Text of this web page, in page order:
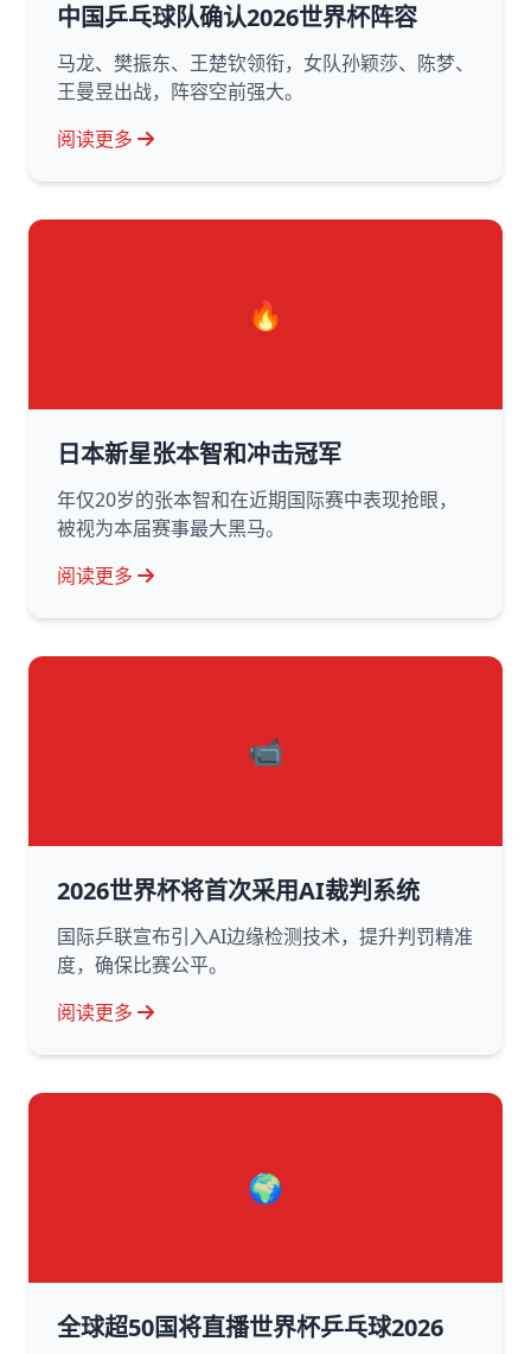
中国乒乓球队确认2026世界杯阵容
马龙、樊振东、王楚钦领衔，女队孙颖莎、陈梦、
王曼昱出战，阵容空前强大。
阅读更多
🔥
日本新星张本智和冲击冠军
年仅20岁的张本智和在近期国际赛中表现抢眼，
被视为本届赛事最大黑马。
阅读更多
📹
2026世界杯将首次采用AI裁判系统
国际乒联宣布引入AI边缘检测技术，提升判罚精准
度，确保比赛公平。
阅读更多
🌍
全球超50国将直播世界杯乒乓球2026